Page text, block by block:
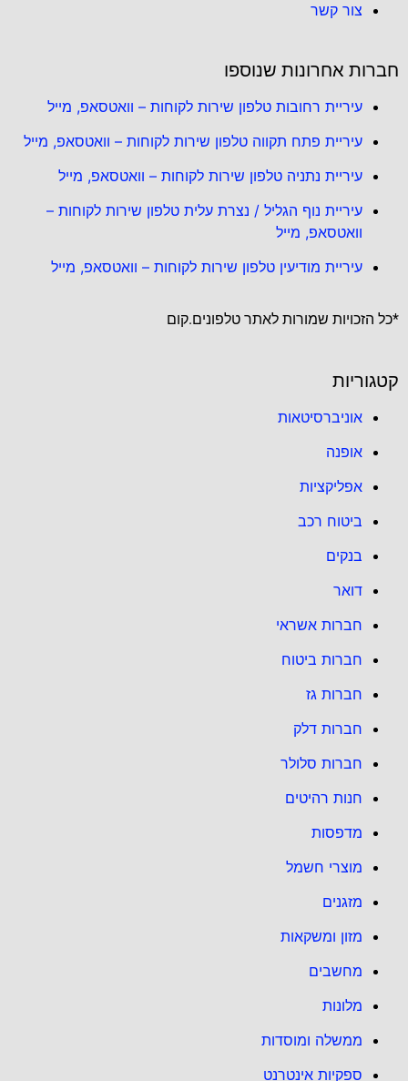
צור קשר
חברות אחרונות שנוספו
עיריית רחובות טלפון שירות לקוחות – וואטסאפ, מייל
עיריית פתח תקווה טלפון שירות לקוחות – וואטסאפ, מייל
עיריית נתניה טלפון שירות לקוחות – וואטסאפ, מייל
עיריית נוף הגליל / נצרת עלית טלפון שירות לקוחות –
וואטסאפ, מייל
עיריית מודיעין טלפון שירות לקוחות – וואטסאפ, מייל
*כל הזכויות שמורות לאתר טלפונים.קום
קטגוריות
אוניברסיטאות
אופנה
אפליקציות
ביטוח רכב
בנקים
דואר
חברות אשראי
חברות ביטוח
חברות גז
חברות דלק
חברות סלולר
חנות רהיטים
מדפסות
מוצרי חשמל
מזגנים
מזון ומשקאות
מחשבים
מלונות
ממשלה ומוסדות
ספקיות אינטרנט